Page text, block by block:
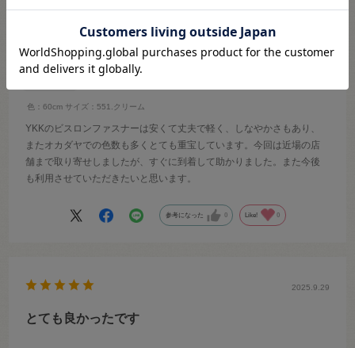
響音カゲ
色：60cm サイズ：551.クリーム
YKKのビスロンファスナーは安くて丈夫で軽く、しなやかさもあり、
またオカダヤでの色数も多くとても重宝しています。今回は近場の店
舗まで取り寄せしましたが、すぐに到着して助かりました。また今後
も利用させていただきたいと思います。
参考になった 0 Like! 0
2025.9.29
とても良かったです